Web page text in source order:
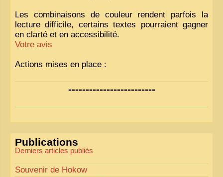
Les combinaisons de couleur rendent parfois la
lecture difficile, certains textes pourraient gagner
en clarté et en accessibilité.
Votre avis
Actions mises en place :
Nous avons déjà ajusté les couleurs pour améliorer
la lisibilité. Votre avis nous intéresse !
« Comme tout bon collectionneur le sait, la
perfection est un idéal… mais nous y travaillons
-------------------------
Publications
Derniers articles publiés
Souvenir de Hokow